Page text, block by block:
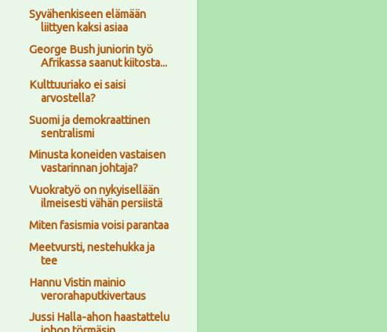
Syvähenkiseen elämään
liittyen kaksi asiaa
George Bush juniorin työ
Afrikassa saanut kiitosta...
Kulttuuriako ei saisi
arvostella?
Suomi ja demokraattinen
sentralismi
Minusta koneiden vastaisen
vastarinnan johtaja?
Vuokratyö on nykyisellään
ilmeisesti vähän persiistä
Miten fasismia voisi parantaa
Meetvursti, nestehukka ja
tee
Hannu Vistin mainio
verorahaputkivertaus
Jussi Halla-ahon haastattelu